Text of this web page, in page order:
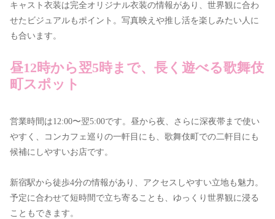
キャスト衣装は完全オリジナル衣装の情報があり、世界観に合わ
せたビジュアルもポイント。写真映えや推し活を楽しみたい人に
も合います。
昼12時から翌5時まで、長く遊べる歌舞伎
町スポット
営業時間は12:00〜翌5:00です。昼から夜、さらに深夜帯まで使い
やすく、コンカフェ巡りの一軒目にも、歌舞伎町での二軒目にも
候補にしやすいお店です。
新宿駅から徒歩4分の情報があり、アクセスしやすい立地も魅力。
予定に合わせて短時間で立ち寄ることも、ゆっくり世界観に浸る
こともできます。